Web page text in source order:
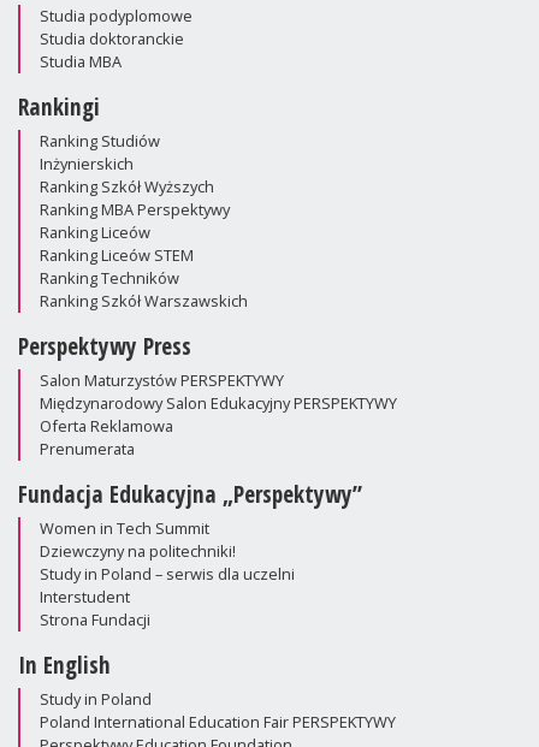
Studia podyplomowe
Studia doktoranckie
Studia MBA
Rankingi
Ranking Studiów
Inżynierskich
Ranking Szkół Wyższych
Ranking MBA Perspektywy
Ranking Liceów
Ranking Liceów STEM
Ranking Techników
Ranking Szkół Warszawskich
Perspektywy Press
Salon Maturzystów PERSPEKTYWY
Międzynarodowy Salon Edukacyjny PERSPEKTYWY
Oferta Reklamowa
Prenumerata
Fundacja Edukacyjna „Perspektywy”
Women in Tech Summit
Dziewczyny na politechniki!
Study in Poland – serwis dla uczelni
Interstudent
Strona Fundacji
In English
Study in Poland
Poland International Education Fair PERSPEKTYWY